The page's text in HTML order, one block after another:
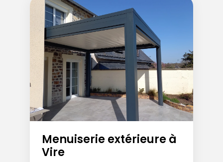
Menuiserie extérieure à
Vire